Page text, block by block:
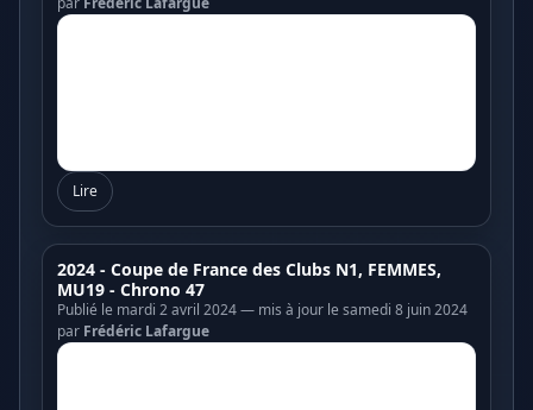
Lire
2024 - Coupe de France des Clubs N1, FEMMES,
MU19 - Chrono 47
Publié le mardi 2 avril 2024 — mis à jour le samedi 8 juin 2024
par Frédéric Lafargue